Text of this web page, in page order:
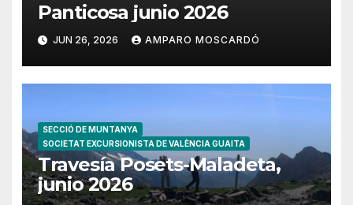
Panticosa junio 2026
JUN 26, 2026 AMPARO MOSCARDÓ
SECCIÓ DE MUNTANYA
SOCIETAT EXCURSIONISTA DE VALÈNCIA GUAITA
Travesía Posets-Maladeta,
junio 2026